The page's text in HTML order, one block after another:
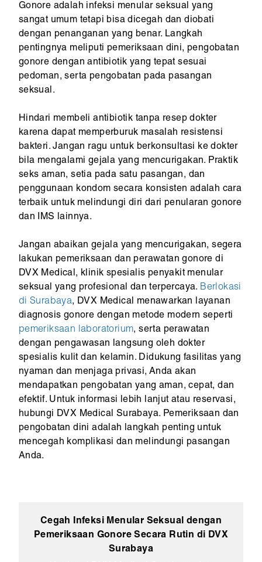
Gonore adalah infeksi menular seksual yang
sangat umum tetapi bisa dicegah dan diobati
dengan penanganan yang benar. Langkah
pentingnya meliputi pemeriksaan dini, pengobatan
gonore dengan antibiotik yang tepat sesuai
pedoman, serta pengobatan pada pasangan
seksual.
Hindari membeli antibiotik tanpa resep dokter
karena dapat memperburuk masalah resistensi
bakteri. Jangan ragu untuk berkonsultasi ke dokter
bila mengalami gejala yang mencurigakan. Praktik
seks aman, setia pada satu pasangan, dan
penggunaan kondom secara konsisten adalah cara
terbaik untuk melindungi diri dari penularan gonore
dan IMS lainnya.
Jangan abaikan gejala yang mencurigakan, segera
lakukan pemeriksaan dan perawatan gonore di
DVX Medical, klinik spesialis penyakit menular
seksual yang profesional dan terpercaya. Berlokasi
di Surabaya, DVX Medical menawarkan layanan
diagnosis gonore dengan metode modern seperti
pemeriksaan laboratorium, serta perawatan
dengan pengawasan langsung oleh dokter
spesialis kulit dan kelamin. Didukung fasilitas yang
nyaman dan menjaga privasi, Anda akan
mendapatkan pengobatan yang aman, cepat, dan
efektif. Untuk informasi lebih lanjut atau reservasi,
hubungi DVX Medical Surabaya. Pemeriksaan dan
pengobatan dini adalah langkah penting untuk
mencegah komplikasi dan melindungi pasangan
Anda.
Cegah Infeksi Menular Seksual dengan
Pemeriksaan Gonore Secara Rutin di DVX
Surabaya